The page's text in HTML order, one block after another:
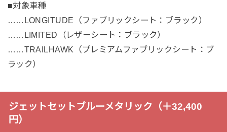
■対象車種
……LONGITUDE（ファブリックシート：ブラック）
……LIMITED（レザーシート：ブラック）
……TRAILHAWK（プレミアムファブリックシート：ブ
ラック）
ジェットセットブルーメタリック（＋32,400
円）